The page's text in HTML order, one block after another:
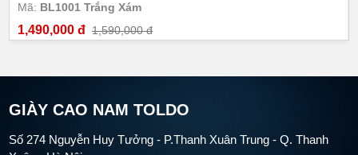
Mã: BL1001 Trắng Xám
1,490,000 đ 1,590,000 đ
GIÀY CAO NAM TOLDO
Số 274 Nguyễn Huy Tưởng - P.Thanh Xuân Trung - Q. Thanh